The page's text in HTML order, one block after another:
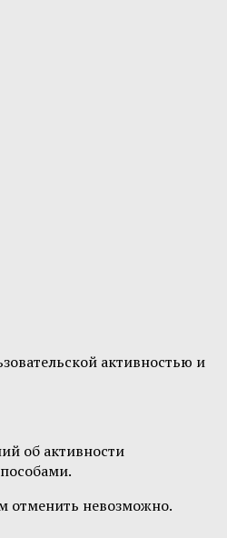
активностью и
об активности
отменить невозможно.